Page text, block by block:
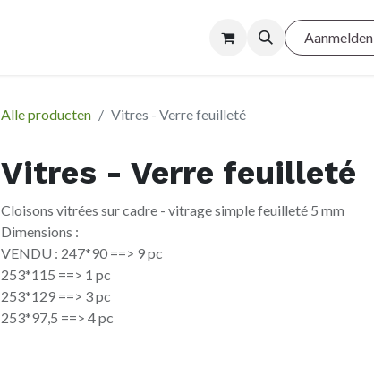
Aanmelden
Alle producten Vitres - Verre feuilleté
Vitres - Verre feuilleté
Cloisons vitrées sur cadre - vitrage simple feuilleté 5 mm
Dimensions :
VENDU : 247*90 ==> 9 pc
253*115 ==> 1 pc
253*129 ==> 3 pc
253*97,5 ==> 4 pc